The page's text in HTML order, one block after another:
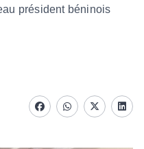
président béninois
FacebookwhatsappTwitter